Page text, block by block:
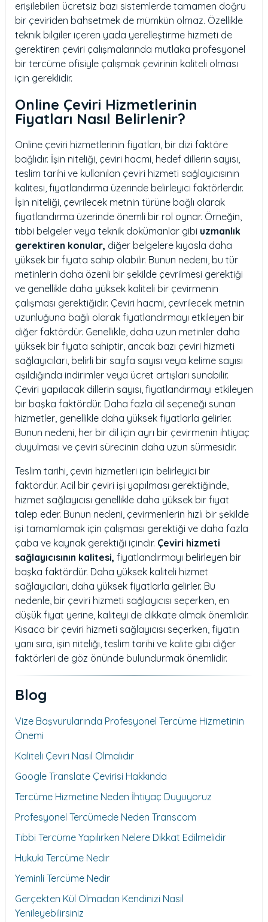
erişilebilen ücretsiz bazı sistemlerde tamamen doğru
bir çeviriden bahsetmek de mümkün olmaz. Özellikle
teknik bilgiler içeren yada yerelleştirme hizmeti de
gerektiren çeviri çalışmalarında mutlaka profesyonel
bir tercüme ofisiyle çalışmak çevirinin kaliteli olması
için gereklidir.
Online Çeviri Hizmetlerinin
Fiyatları Nasıl Belirlenir?
Online çeviri hizmetlerinin fiyatları, bir dizi faktöre
bağlıdır. İşin niteliği, çeviri hacmi, hedef dillerin sayısı,
teslim tarihi ve kullanılan çeviri hizmeti sağlayıcısının
kalitesi, fiyatlandırma üzerinde belirleyici faktörlerdir.
İşin niteliği, çevrilecek metnin türüne bağlı olarak
fiyatlandırma üzerinde önemli bir rol oynar. Örneğin,
tıbbi belgeler veya teknik dokümanlar gibi uzmanlık
gerektiren konular, diğer belgelere kıyasla daha
yüksek bir fiyata sahip olabilir. Bunun nedeni, bu tür
metinlerin daha özenli bir şekilde çevrilmesi gerektiği
ve genellikle daha yüksek kaliteli bir çevirmenin
çalışması gerektiğidir. Çeviri hacmi, çevrilecek metnin
uzunluğuna bağlı olarak fiyatlandırmayı etkileyen bir
diğer faktördür. Genellikle, daha uzun metinler daha
yüksek bir fiyata sahiptir, ancak bazı çeviri hizmeti
sağlayıcıları, belirli bir sayfa sayısı veya kelime sayısı
aşıldığında indirimler veya ücret artışları sunabilir.
Çeviri yapılacak dillerin sayısı, fiyatlandırmayı etkileyen
bir başka faktördür. Daha fazla dil seçeneği sunan
hizmetler, genellikle daha yüksek fiyatlarla gelirler.
Bunun nedeni, her bir dil için ayrı bir çevirmenin ihtiyaç
duyulması ve çeviri sürecinin daha uzun sürmesidir.
Teslim tarihi, çeviri hizmetleri için belirleyici bir
faktördür. Acil bir çeviri işi yapılması gerektiğinde,
hizmet sağlayıcısı genellikle daha yüksek bir fiyat
talep eder. Bunun nedeni, çevirmenlerin hızlı bir şekilde
işi tamamlamak için çalışması gerektiği ve daha fazla
çaba ve kaynak gerektiği içindir. Çeviri hizmeti
sağlayıcısının kalitesi, fiyatlandırmayı belirleyen bir
başka faktördür. Daha yüksek kaliteli hizmet
sağlayıcıları, daha yüksek fiyatlarla gelirler. Bu
nedenle, bir çeviri hizmeti sağlayıcısı seçerken, en
düşük fiyat yerine, kaliteyi de dikkate almak önemlidir.
Kısaca bir çeviri hizmeti sağlayıcısı seçerken, fiyatın
yanı sıra, işin niteliği, teslim tarihi ve kalite gibi diğer
faktörleri de göz önünde bulundurmak önemlidir.
Blog
Vize Başvurularında Profesyonel Tercüme Hizmetinin
Önemi
Kaliteli Çeviri Nasıl Olmalıdır
Google Translate Çevirisi Hakkında
Tercüme Hizmetine Neden İhtiyaç Duyuyoruz
Profesyonel Tercümede Neden Transcom
Tıbbi Tercüme Yapılırken Nelere Dikkat Edilmelidir
Hukuki Tercüme Nedir
Yeminli Tercüme Nedir
Gerçekten Kül Olmadan Kendinizi Nasıl
Yenileyebilirsiniz